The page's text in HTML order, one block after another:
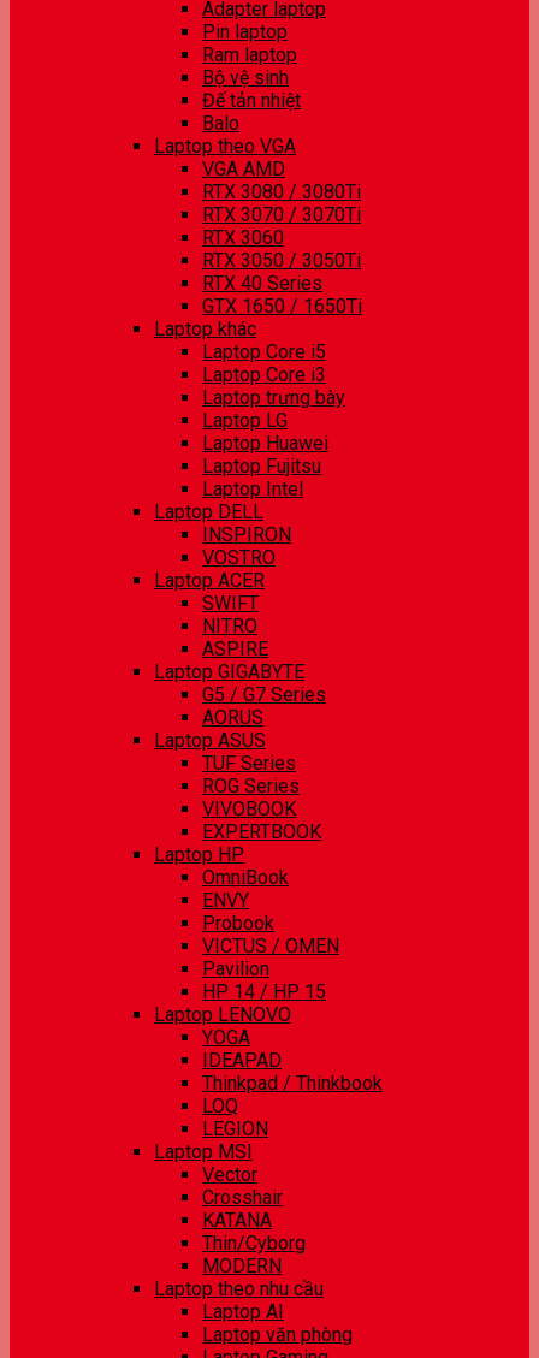
Adapter laptop
Pin laptop
Ram laptop
Bộ vệ sinh
Đế tản nhiệt
Balo
Laptop theo VGA
VGA AMD
RTX 3080 / 3080Ti
RTX 3070 / 3070Ti
RTX 3060
RTX 3050 / 3050Ti
RTX 40 Series
GTX 1650 / 1650Ti
Laptop khác
Laptop Core i5
Laptop Core i3
Laptop trưng bày
Laptop LG
Laptop Huawei
Laptop Fujitsu
Laptop Intel
Laptop DELL
INSPIRON
VOSTRO
Laptop ACER
SWIFT
NITRO
ASPIRE
Laptop GIGABYTE
G5 / G7 Series
AORUS
Laptop ASUS
TUF Series
ROG Series
VIVOBOOK
EXPERTBOOK
Laptop HP
OmniBook
ENVY
Probook
VICTUS / OMEN
Pavilion
HP 14 / HP 15
Laptop LENOVO
YOGA
IDEAPAD
Thinkpad / Thinkbook
LOQ
LEGION
Laptop MSI
Vector
Crosshair
KATANA
Thin/Cyborg
MODERN
Laptop theo nhu cầu
Laptop AI
Laptop văn phòng